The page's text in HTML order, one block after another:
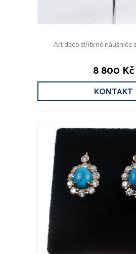
Art deco stříbrné náušnice
8 800 Kč
KONTAKT